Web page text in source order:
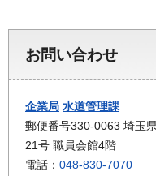
お問い合わせ
企業局 水道管理課
郵便番号330-0063 埼玉
21号 職員会館4階
電話： 048-830-7070